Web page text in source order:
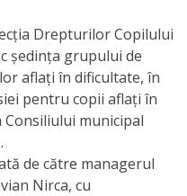
Drepturilor Copilului
ședința grupului de
aflați în dificultate, în
pentru copii aflați în
municipal
de către managerul
Nirca, cu